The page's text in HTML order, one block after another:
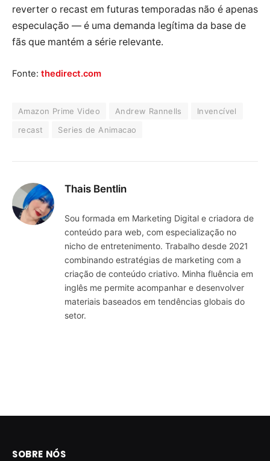
reverter o recast em futuras temporadas não é apenas
especulação — é uma demanda legítima da base de
fãs que mantém a série relevante.
Fonte: thedirect.com
Amazon Prime Video Andrew Rannells
Invencível
recast
Series de Animacao
Thais Bentlin
Sou formada em Marketing Digital e criadora de
conteúdo para web, com especialização no
nicho de entretenimento. Trabalho desde 2021
combinando estratégias de marketing com a
criação de conteúdo criativo. Minha fluência em
inglês me permite acompanhar e desenvolver
materiais baseados em tendências globais do
setor.
SOBRE NÓS